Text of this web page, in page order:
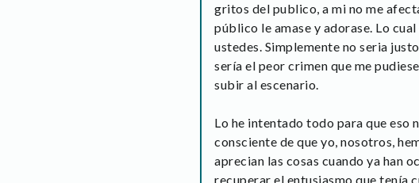
gritos del publico, a mi no me
público le amase y adorase. Lo
ustedes. Simplemente no seria
sería el peor crimen que me
subir al escenario.
Lo he intentado todo para que eso
consciente de que yo, nosotros,
aprecian las cosas cuando ya han
recuperar el entusiasmo que tenía